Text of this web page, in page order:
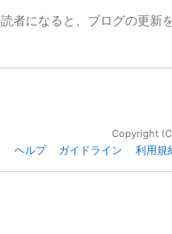
読者になると、ブログの更新
Copyright
ヘルプ
ガイドライン 利用規